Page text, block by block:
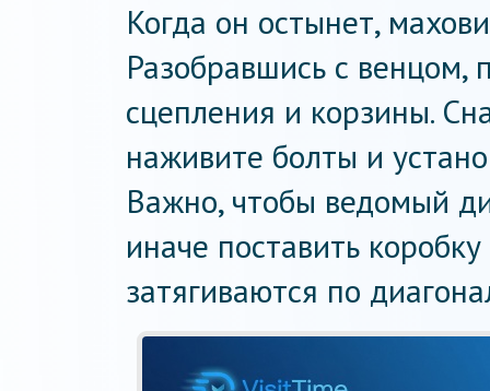
Когда он остынет,
Разобравшись с венцом,
сцепления и корзины.
наживите болты и
Важно, чтобы ведомый
иначе поставить
затягиваются по